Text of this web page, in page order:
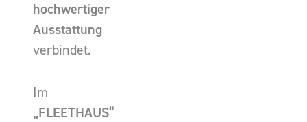
hochwertiger
Ausstattung
verbindet.
Im
„FLEETHAUS“